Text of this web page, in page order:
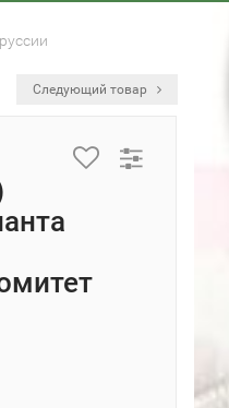
Следующий товар